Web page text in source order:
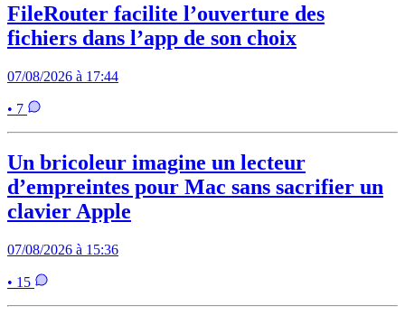
FileRouter facilite l’ouverture des
fichiers dans l’app de son choix
07/08/2026 à 17:44
• 7
Un bricoleur imagine un lecteur
d’empreintes pour Mac sans sacrifier un
clavier Apple
07/08/2026 à 15:36
• 15